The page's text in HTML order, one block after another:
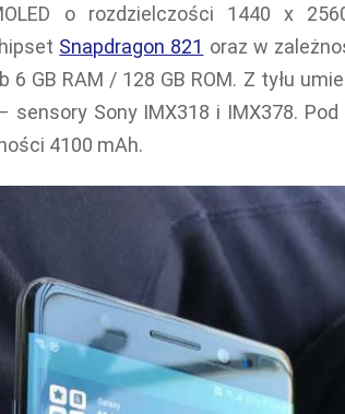
o rozdzielczości 1440 x
Snapdragon 821 oraz w
6 GB RAM / 128 GB ROM. Z tyłu
sensory Sony IMX318 i IMX378.
4100 mAh.